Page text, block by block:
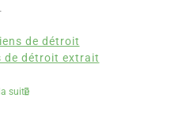
de détroit
de détroit extrait
suite